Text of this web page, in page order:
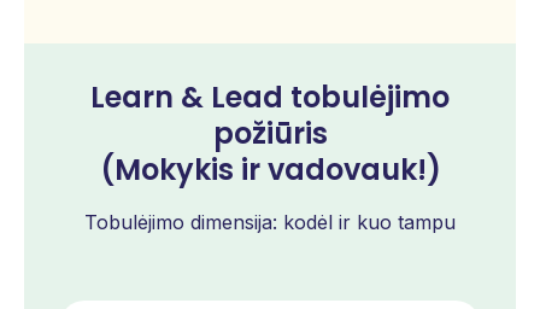
Learn & Lead tobulėjimo
požiūris
(Mokykis ir vadovauk!)
Tobulėjimo dimensija: kodėl ir kuo tampu